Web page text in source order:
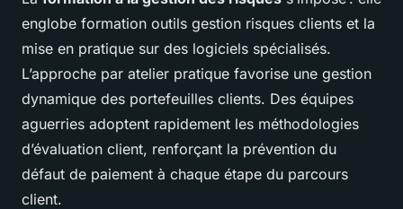
englobe formation outils gestion risques clients et la
mise en pratique sur des logiciels spécialisés.
L’approche par atelier pratique favorise une gestion
dynamique des portefeuilles clients. Des équipes
aguerries adoptent rapidement les méthodologies
d’évaluation client, renforçant la prévention du
défaut de paiement à chaque étape du parcours
client.